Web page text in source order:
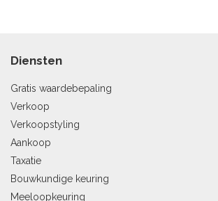
Diensten
Gratis waardebepaling
Verkoop
Verkoopstyling
Aankoop
Taxatie
Bouwkundige keuring
Meeloopkeuring